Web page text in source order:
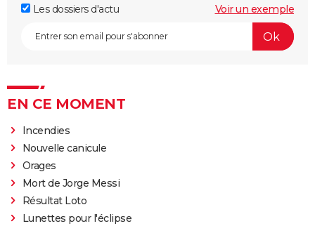
Les dossiers d'actu
Voir un exemple
EN CE MOMENT
Incendies
Nouvelle canicule
Orages
Mort de Jorge Messi
Résultat Loto
Lunettes pour l'éclipse